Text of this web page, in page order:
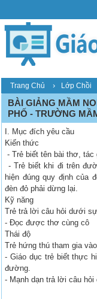
Trang Chủ › Lớp Chồi
BÀI GIẢNG MẦM
PHỐ - TRƯỜNG
I. Mục đích yêu cầu
Kiến thức
- Trẻ biết tên bài thơ, tác
- Trẻ biết khi đi trên
hiện đúng quy định của
đèn đỏ phải dừng lại.
Kỹ năng
Trẻ trả lời câu hỏi dưới
- Đọc được thơ cùng cô
Thái độ
Trẻ hứng thú tham gia
- Giáo dục trẻ biết thực
đường.
- Mạnh dạn trả lời câu hỏi